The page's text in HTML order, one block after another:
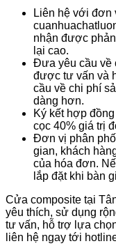
Liên hệ với đơn
nhận được
lại cao.
Đưa yêu cầu về
được tư vấn và
cầu về chi phí
dàng hơn.
Ký kết hợp
cọc 40% giá trị
Đơn vị phân
gian, khách
của hóa đơn.
lắp đặt khi bàn
Cửa composite tại
yêu thích, sử dụng
tư vấn, hỗ trợ lựa
liên hệ ngay tới